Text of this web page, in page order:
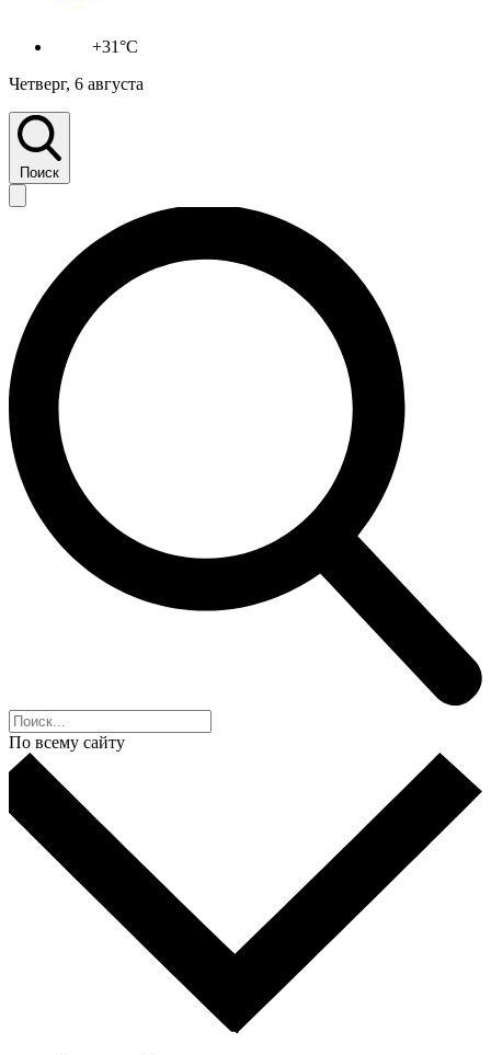
+31°C
Четверг, 6 августа
Поиск
По всему сайту